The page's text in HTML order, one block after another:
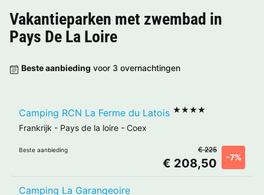
Vakantieparken met zwembad in
Pays De La Loire
Beste aanbieding voor 3 overnachtingen
Camping RCN La Ferme du Latois ★★★★
Frankrijk - Pays de la loire - Coex
Beste aanbieding
€ 208,50 -7%
€ 225
Camping La Garangeoire